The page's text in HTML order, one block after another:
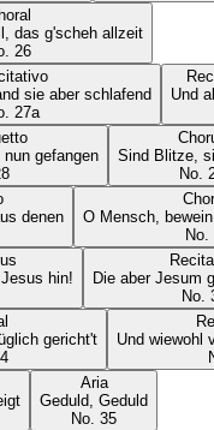
das g'scheh allzeit
26
sie aber schlafend
27a
Und
gefangen
Sind Blitze,
No.
denen
O Mensch,
No.
hin!
Die aber Jesum
No.
gericht't
Und wiewohl
Aria
Geduld, Geduld
No. 35